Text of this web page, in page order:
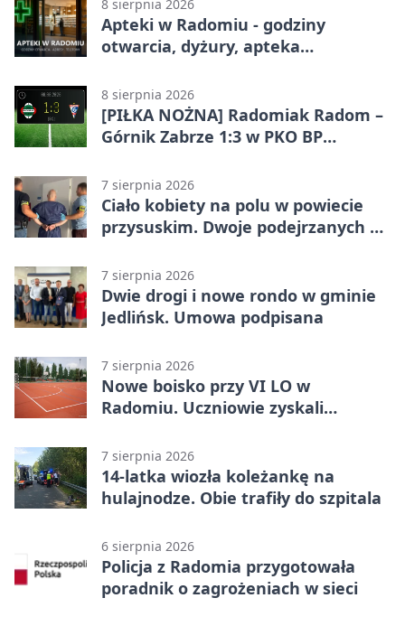
8 sierpnia 2026
Apteki w Radomiu - godziny
otwarcia, dyżury, apteka
8 sierpnia 2026
[PIŁKA NOŻNA] Radomiak Radom –
Górnik Zabrze 1:3 w PKO BP
golami pogrążył gospodarzy
7 sierpnia 2026
Ciało kobiety na polu w powiecie
przysuskim. Dwoje podejrzanych w
7 sierpnia 2026
Dwie drogi i nowe rondo w gminie
Jedlińsk. Umowa podpisana
7 sierpnia 2026
Nowe boisko przy VI LO w
Radomiu. Uczniowie zyskali
7 sierpnia 2026
14-latka wiozła koleżankę na
hulajnodze. Obie trafiły do szpitala
6 sierpnia 2026
Policja z Radomia przygotowała
poradnik o zagrożeniach w sieci